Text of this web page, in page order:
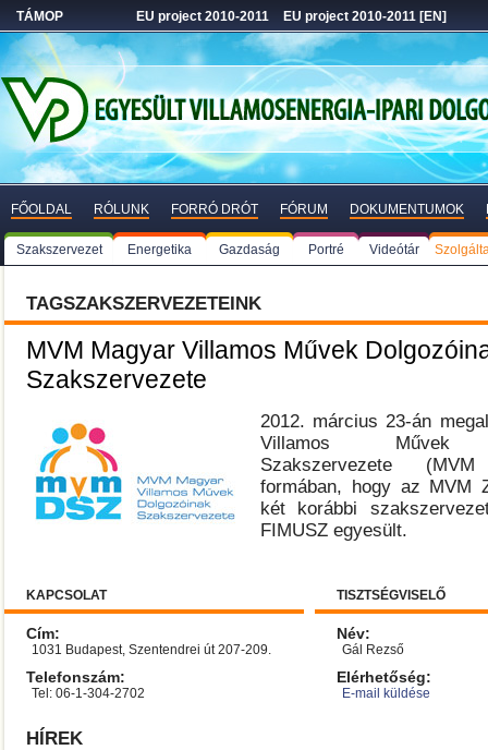
TÁMOP EU project 2010-2011 EU project 2010-2011 [EN]
FŐOLDAL RÓLUNK FORRÓ DRÓT FÓRUM DOKUMENTUMOK
Szakszervezet Energetika Gazdaság Portré Videótár
TAGSZAKSZERVEZETEINK
MVM Magyar Villamos Művek
Szakszervezete
2012. március 23-án
Villamos Művek
Szakszervezete
formában, hogy az MVM
két korábbi
FIMUSZ egyesült.
KAPCSOLAT
Cím:
1031 Budapest, Szentendrei út 207-209.
Telefonszám:
Tel: 06-1-304-2702
TISZTSÉGVISELŐ
Név:
Gál Rezső
Elérhetőség:
E-mail küldése
HÍREK